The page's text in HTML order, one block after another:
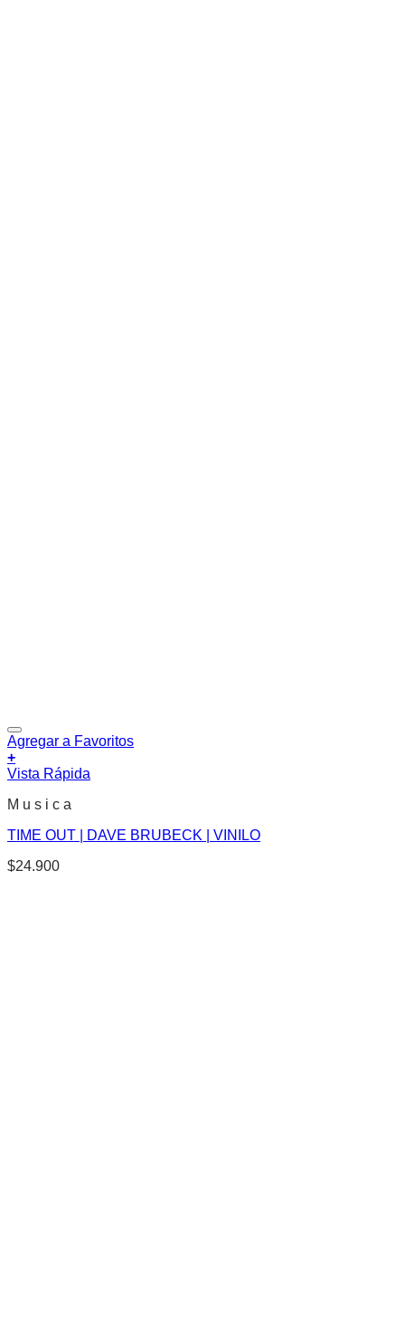
Agregar a Favoritos
+
Vista Rápida
M u s i c a
TIME OUT | DAVE BRUBECK | VINILO
$24.900